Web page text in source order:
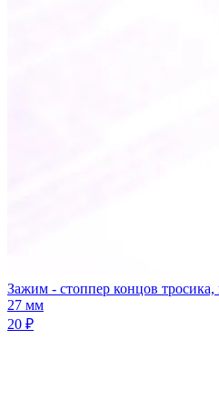
Зажим - стоппер концов
27 мм
20 ₽